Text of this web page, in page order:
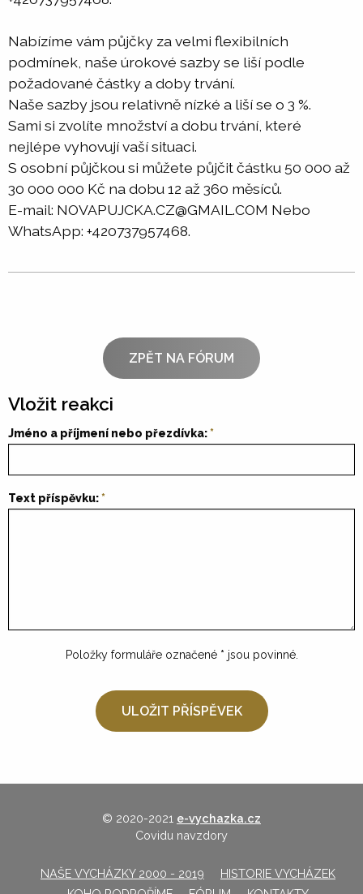
Nabízíme vám půjčky za velmi flexibilních
podmínek, naše úrokové sazby se liší podle
požadované částky a doby trvání.
Naše sazby jsou relativně nízké a liší se o 3 %.
Sami si zvolíte množství a dobu trvání, které
nejlépe vyhovují vaší situaci.
S osobní půjčkou si můžete půjčit částku 50 000 až
30 000 000 Kč na dobu 12 až 360 měsíců.
E-mail: NOVAPUJCKA.CZ@GMAIL.COM Nebo
WhatsApp: +420737957468.
ZPĚT NA FÓRUM
Vložit reakci
Jméno a příjmení nebo přezdívka:
Text příspěvku:
Položky formuláře označené * jsou povinné.
© 2020-2021 e-vychazka.cz
Covidu navzdory
NAŠE VYCHÁZKY 2000 - 2019
HISTORIE VYCHÁZEK